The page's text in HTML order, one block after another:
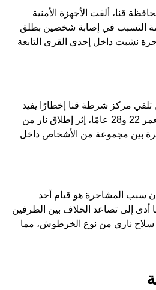
قنا، ألقت الأجهزة الأمنية
التسبب في إصابة شخصين بطلق
نشبت داخل إحدى القرى التابعة
تلقي مركز شرطة قنا إخطارًا يفيد
بإصابة شابين، يبلغان من العمر 22 و28 عامًا، إثر إطلاق نار من
بين مجموعة من الأشخاص داخل
سبب المشاجرة هو قيام أحد
أدى إلى تصاعد الخلاف بين الطرفين
سلاح ناري من نوع الخرطوش، مما